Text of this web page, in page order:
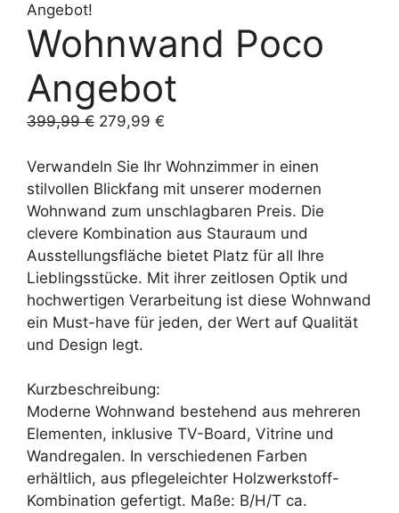
Angebot!
Wohnwand Poco
Angebot
399,99€ Ursprünglicher
war:
399,99 €
279,99 €
ist:
279,99 €.
Verwandeln Sie Ihr Wohnzimmer in einen
stilvollen Blickfang mit unserer modernen
Wohnwand zum unschlagbaren Preis. Die
clevere Kombination aus Stauraum und
Ausstellungsfläche bietet Platz für all Ihre
Lieblingsstücke. Mit ihrer zeitlosen Optik und
hochwertigen Verarbeitung ist diese Wohnwand
ein Must-have für jeden, der Wert auf Qualität
und Design legt.
Kurzbeschreibung:
Moderne Wohnwand bestehend aus mehreren
Elementen, inklusive TV-Board, Vitrine und
Wandregalen. In verschiedenen Farben
erhältlich, aus pflegeleichter Holzwerkstoff-
Kombination gefertigt. Maße: B/H/T ca.